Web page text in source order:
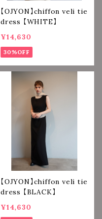
【OJYON】chiffon veli tie
dress 【WHITE】
¥14,630
30%OFF
【OJYON】chiffon veli tie
dress 【BLACK】
¥14,630